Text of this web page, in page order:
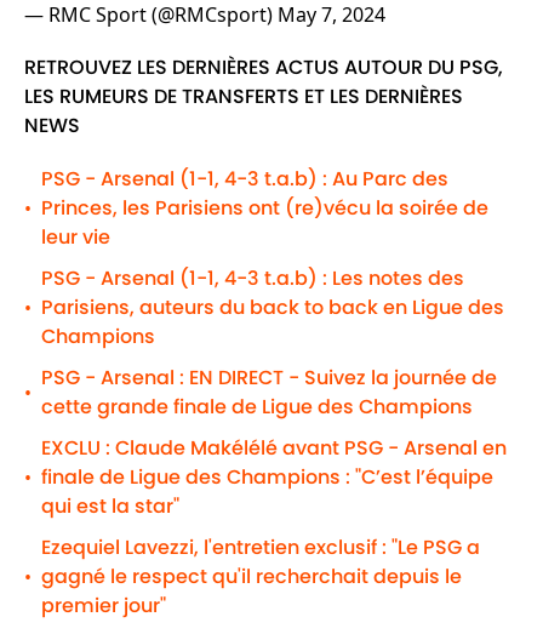
— RMC Sport (@RMCsport) May 7, 2024
RETROUVEZ LES DERNIÈRES ACTUS AUTOUR DU PSG,
LES RUMEURS DE TRANSFERTS ET LES DERNIÈRES
NEWS
•
PSG - Arsenal (1-1, 4-3 t.a.b) : Au Parc des
Princes, les Parisiens ont (re)vécu la soirée de
leur vie
•
PSG - Arsenal (1-1, 4-3 t.a.b) : Les notes des
Parisiens, auteurs du back to back en Ligue des
Champions
•
PSG - Arsenal : EN DIRECT - Suivez la journée de
cette grande finale de Ligue des Champions
•
EXCLU : Claude Makélélé avant PSG - Arsenal en
finale de Ligue des Champions : "C’est l’équipe
qui est la star"
•
Ezequiel Lavezzi, l'entretien exclusif : "Le PSG a
gagné le respect qu'il recherchait depuis le
premier jour"